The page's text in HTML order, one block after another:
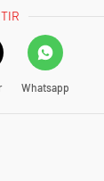
Whatsapp